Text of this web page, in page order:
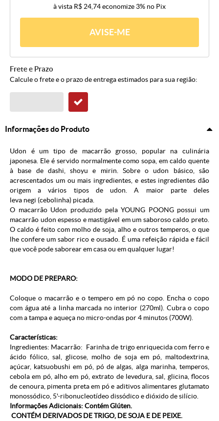
à vista R$ 24,74economize 3% no Pix
AVISE-ME
Frete e Prazo
Calcule o frete e o prazo de entrega estimados para sua região:
Informações do Produto
Udon é um tipo de macarrão grosso, popular na culinária
japonesa. Ele é servido normalmente como sopa, em caldo quente
à base de dashi, shoyu e mirin. Sobre o udon básico, são
acrescentados um ou mais ingredientes, e estes ingredientes dão
origem a vários tipos de udon. A maior parte deles
leva negi (cebolinha) picada.
O macarrão Udon produzido pelaYOUNG POONG possui um
macarrão udon espesso e mastigável em um saboroso caldo preto.
O caldo é feito com molho de soja, alho e outros temperos, o que
lhe confere um sabor rico e ousado. É uma refeição rápida e fácil
que você pode saborear em casa ou em qualquer lugar!
MODO DE PREPARO:
Coloque o macarrão e o tempero em pó no copo. Encha o copo
com água até a linha marcada no interior (270ml). Cubra o copo
com a tampa e aqueça no micro-ondas por 4 minutos (700W).
Características:
Ingredientes: Macarrão: Farinha de trigo enriquecida com ferro e
ácido fólico, sal, glicose, molho de soja em pó, maltodextrina,
açúcar, katsuobushi em pó, pó de algas, alga marinha, temperos,
cebola em pó, alho em pó, extrato de levedura, sal, glicina, flocos
de cenoura, pimenta preta em pó e aditivos alimentares glutamato
monossódico, 5'-ribonucleotídeo dissódico e dióxido de silício.
Informações Adicionais: Contém Glúten.
CONTÉM DERIVADOS DE TRIGO, DE SOJA E DE PEIXE.